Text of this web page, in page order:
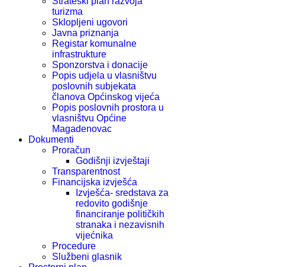
turizma
Sklopljeni ugovori
Javna priznanja
Registar komunalne
infrastrukture
Sponzorstva i donacije
Popis udjela u vlasništvu
poslovnih subjekata
članova Općinskog vijeća
Popis poslovnih prostora u
vlasništvu Općine
Magadenovac
Dokumenti
Proračun
Godišnji izvještaji
Transparentnost
Financijska izvješća
Izvješća- sredstava za
redovito godišnje
financiranje političkih
stranaka i nezavisnih
vijećnika
Procedure
Službeni glasnik